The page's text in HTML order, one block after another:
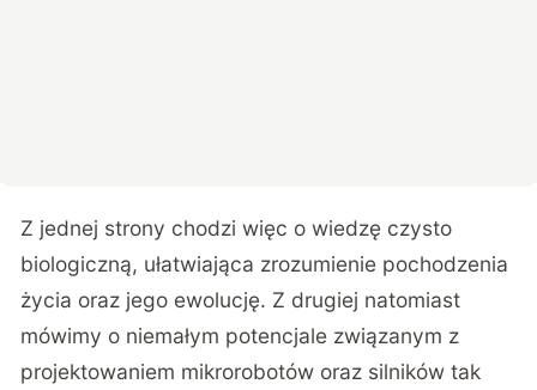
Z jednej strony chodzi więc o wiedzę czysto
biologiczną, ułatwiająca zrozumienie pochodzenia
życia oraz jego ewolucję. Z drugiej natomiast
mówimy o niemałym potencjale związanym z
projektowaniem mikrorobotów oraz silników tak